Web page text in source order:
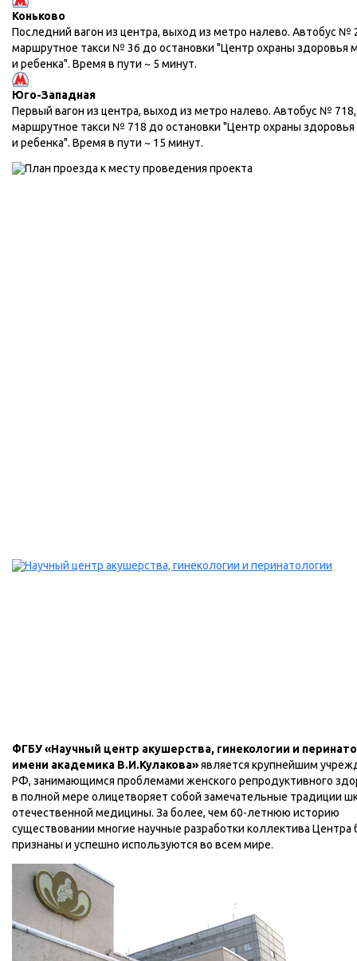
Коньково
Последний вагон из центра, выход из метро налево. Автобус №
маршрутное такси № 36 до остановки "Центр охраны здоровья
и ребенка". Время в пути ~ 5 минут.
Юго-Западная
Первый вагон из центра, выход из метро налево. Автобус № 718,
маршрутное такси № 718 до остановки "Центр охраны
и ребенка". Время в пути ~ 15 минут.
ФГБУ «Научный центр акушерства, гинекологии и
имени академика В.И.Кулакова»является крупнейшим
РФ, занимающимся проблемами женского репродуктивного
в полной мере олицетворяет собой замечательные традиции
отечественной медицины. За более, чем 60-летнюю историю
существовании многие научные разработки коллектива Центра
признаны и успешно используются во всем мире.